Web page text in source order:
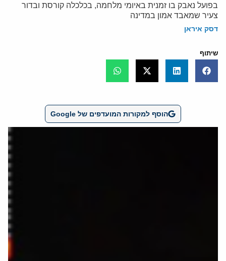
בפועל נאבק בו זמנית באיומי מלחמה, בכלכלה קורסת ובדור
צעיר שמאבד אמון במדינה
דסק איראן
שיתוף
הוסף למקורות המועדפים של Google